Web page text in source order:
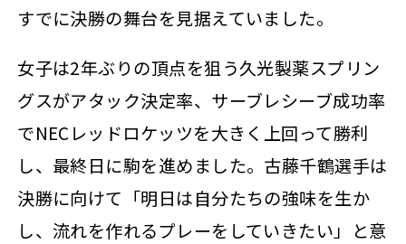
すでに決勝の舞台を見据えていました。
女子は2年ぶりの頂点を狙う久光製薬スプリン
グスがアタック決定率、サーブレシーブ成功率
でNECレッドロケッツを大きく上回って勝利
し、最終日に駒を進めました。古藤千鶴選手は
決勝に向けて「明日は自分たちの強味を生か
し、流れを作れるプレーをしていきたい」と意